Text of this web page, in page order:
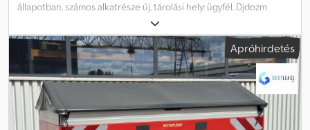
állapotban, számos alkatrésze új, tárolási hely: ügyfél. Djdozm
Apróhirdetés